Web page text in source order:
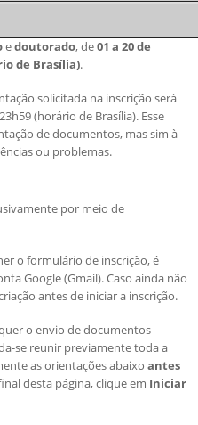
2027, as inscrições estarão
edoutorado, de01 a 20 de
de Brasília).
solicitada na inscrição será
(horário de Brasília). Esse
de documentos, mas sim à
ou problemas.
por meio de
o formulário de inscrição, é
Google (Gmail). Caso ainda não
antes de iniciar a inscrição.
o envio de documentos
se reunir previamente toda a
as orientações abaixo antes
desta página, clique em Iniciar